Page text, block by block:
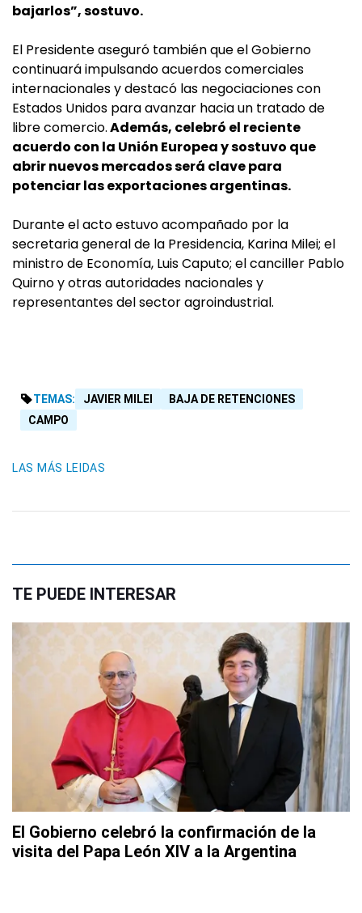
bajarlos”, sostuvo.
El Presidente aseguró también que el Gobierno
continuará impulsando acuerdos comerciales
internacionales y destacó las negociaciones con
Estados Unidos para avanzar hacia un tratado de
libre comercio.Además, celebró el reciente
acuerdo con la Unión Europea y sostuvo que
abrir nuevos mercados será clave para
potenciar las exportaciones argentinas.
Durante el acto estuvo acompañado por la
secretaria general de la Presidencia, Karina Milei; el
ministro de Economía, Luis Caputo; el canciller Pablo
Quirno y otras autoridades nacionales y
representantes del sector agroindustrial.
TEMAS: JAVIER MILEI
BAJA DE RETENCIONES
CAMPO
LAS MÁS LEIDAS
TE PUEDE INTERESAR
El Gobierno celebró la confirmación de la
visita del Papa León XIV a la Argentina